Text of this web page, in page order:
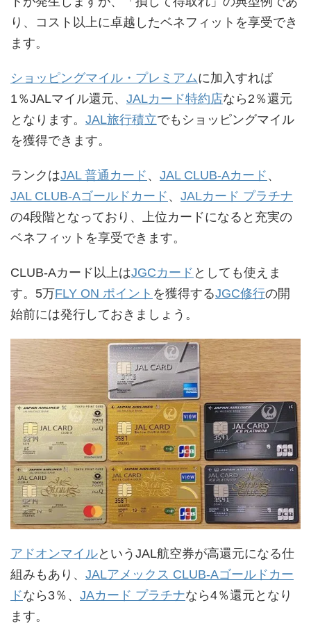
り、コスト以上に卓越したベネフィットを享受でき
ます。
ショッピングマイル・プレミアムに加入すれば
1％JALマイル還元、 JALカード特約店なら2％還元
となります。 JAL旅行積立でもショッピングマイル
を獲得できます。
ランクはJAL 普通カード 、 JAL CLUB-Aカード 、
JAL CLUB-Aゴールドカード 、 JALカード プラチナ
の4段階となっており、上位カードになると充実の
ベネフィットを享受できます。
CLUB-Aカード以上はJGCカード としても使えま
す。5万FLY ON ポイント を獲得するJGC修行の開
始前には発行しておきましょう。
アドオンマイルというJAL航空券が高還元になる仕
組みもあり、 JALアメックス CLUB-Aゴールドカー
ドなら3％、 JAカード プラチナなら4％還元となり
ます。